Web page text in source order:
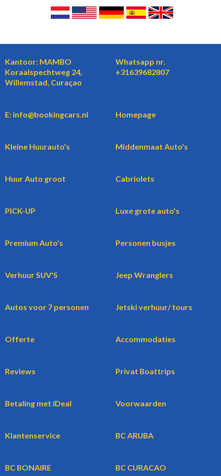
Kantoor: MAMBO
Koraalspechtweg 24,
Willemstad, Curaçao
Whatsapp nr.
+31639682807
E: info@bookingcars.nl Homepage
Kleine Huurauto's Middenmaat Auto's
Huur Auto groot Cabriolets
PICK-UP Luxe grote auto's
Premium Auto's Personen busjes
Verhuur SUV'S Jeep Wranglers
Autos voor 7 personen Jetski verhuur/ tours
Offerte Accommodaties
Reviews Privat Boattrips
Betaling met iDeal Voorwaarden
Klantenservice BC ARUBA
BC BONAIRE BC CURACAO